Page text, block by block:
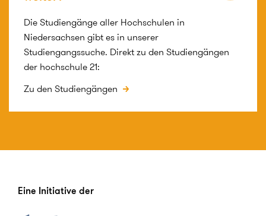
Die Studiengänge aller Hochschulen in
Niedersachsen gibt es in unserer
Studiengangssuche. Direkt zu den Studiengängen
der hochschule 21:
Zu den Studiengängen
Eine Initiative der